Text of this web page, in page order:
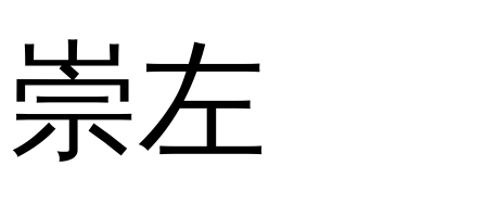
崇左